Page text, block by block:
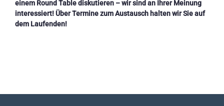
einem Round Table diskutieren – wir sind an Ihrer Meinung
interessiert! Über Termine zum Austausch halten wir Sie auf
dem Laufenden!